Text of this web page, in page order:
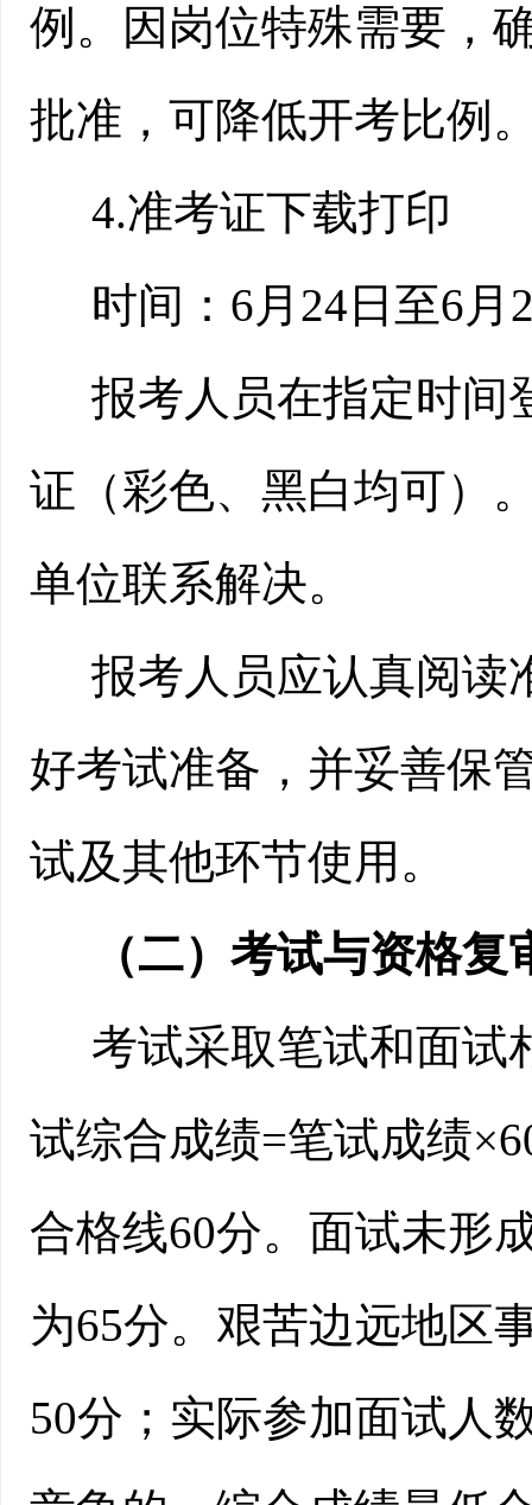
例。
因岗位特殊需要，
批准，可降低开考比例
4.准考证下载打印
时间： 6月 24 日至6月
报考人员在指定时间
证（彩色、黑白均可）
单位联系解决。
报考人员应认真阅读
好考试准备，并妥善保
试及其他环节使用。
（二）考试与资格复
考试采取笔试和面试
试综合成绩=笔试成绩
合格线60分。面试未形
为65分。艰苦边远地区
50分；实际参加面试人